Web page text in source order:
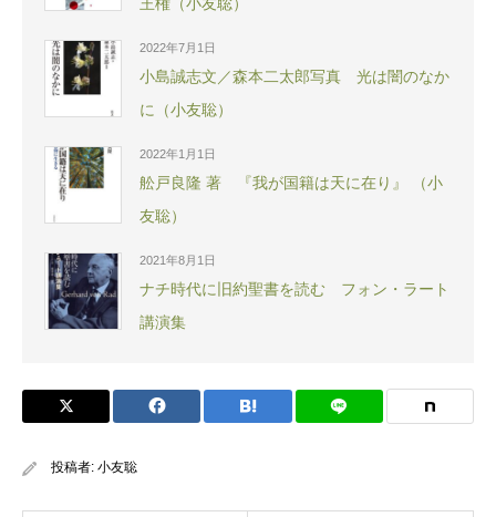
2022年7月1日
小島誠志文／森本二太郎写真 光は闇のなか
に（小友聡）
2022年1月1日
舩戸良隆 著 『我が国籍は天に在り』 （小
友聡）
2021年8月1日
ナチ時代に旧約聖書を読む フォン・ラート
講演集
投稿者: 小友聡